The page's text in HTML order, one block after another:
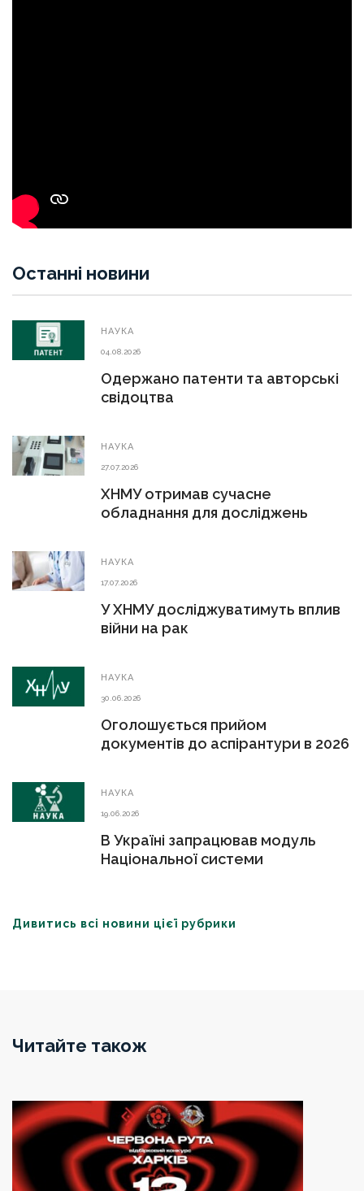
Останні новини
НАУКА
04.08.2026
Одержано патенти та авторські
свідоцтва
НАУКА
27.07.2026
ХНМУ отримав сучасне
обладнання для досліджень
НАУКА
17.07.2026
У ХНМУ досліджуватимуть вплив
війни на рак
НАУКА
30.06.2026
Оголошується прийом
документів до аспірантури в 2026
НАУКА
19.06.2026
В Україні запрацював модуль
Національної системи
Дивитись всі новини цієї рубрики
Читайте також